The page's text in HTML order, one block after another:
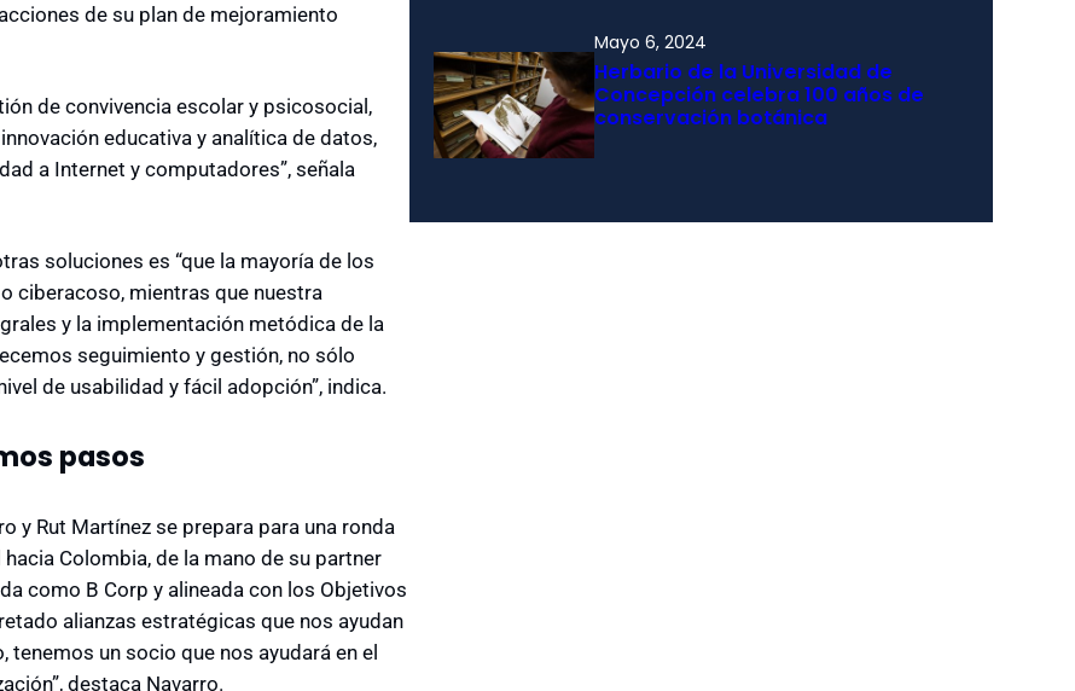
de su plan de mejoramiento
de convivencia escolar y psicosocial,
educativa y analítica de datos,
a Internet y computadores”, señala
soluciones es “que la mayoría de los
ciberacoso, mientras que nuestra
y la implementación metódica de la
seguimiento y gestión, no sólo
de usabilidad y fácil adopción”, indica.
pasos
y Rut Martínez se prepara para una ronda
Colombia, de la mano de su partner
como B Corp y alineada con los Objetivos
alianzas estratégicas que nos ayudan
un socio que nos ayudará en el
destaca Navarro.
Mayo 6, 2024
Herbario de la Universidad de
Concepción celebra 100 años de
conservación botánica